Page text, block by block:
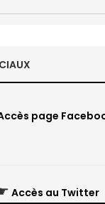
page
Accès au Twitter